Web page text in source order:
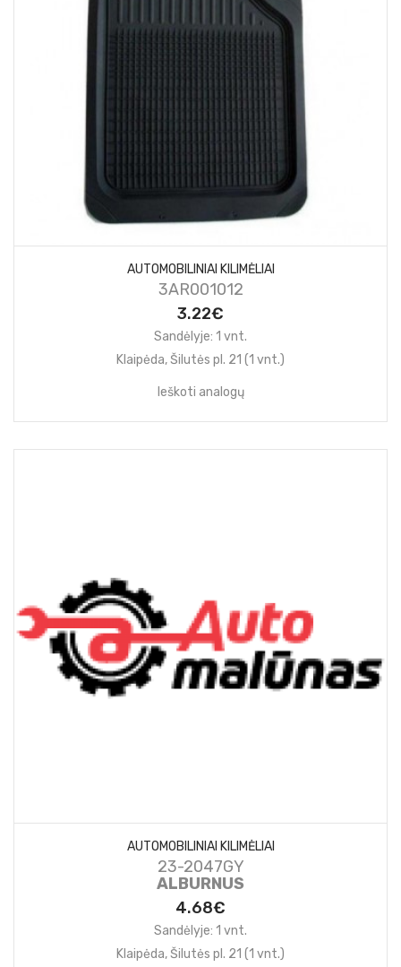
AUTOMOBILINIAI KILIMĖLIAI
3AR001012
3.22€
Sandėlyje: 1 vnt.
Klaipėda, Šilutės pl. 21 (1 vnt.)
Ieškoti analogų
AUTOMOBILINIAI KILIMĖLIAI
23-2047GY
ALBURNUS
4.68€
Sandėlyje: 1 vnt.
Klaipėda, Šilutės pl. 21 (1 vnt.)